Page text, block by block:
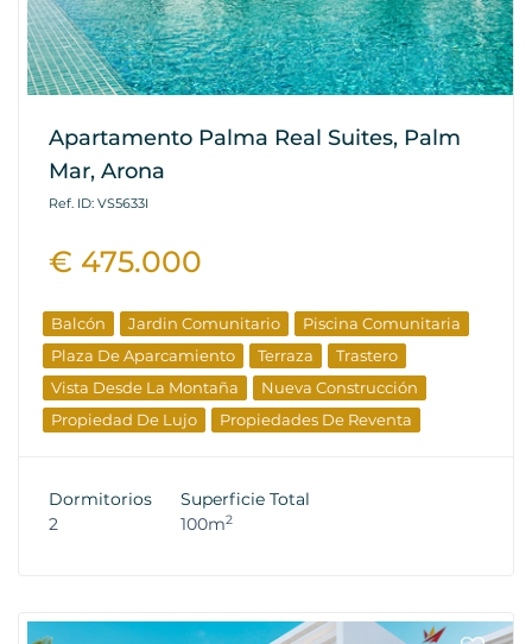
Apartamento Palma Real Suites, Palm
Mar, Arona
Ref. ID: VS5633I
€ 475.000
Balcón Jardin Comunitario
Piscina Comunitaria
Plaza De Aparcamiento
Terraza
Trastero
Vista Desde La Montaña
Nueva Construcción
Propiedad De Lujo
Propiedades De Reventa
Dormitorios
2
Superficie Total
100m2